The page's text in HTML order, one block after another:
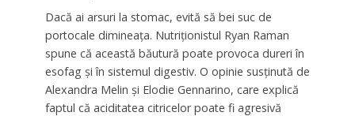
Dacă ai arsuri la stomac, evită să bei suc de
portocale dimineața. Nutriționistul Ryan Raman
spune că această băutură poate provoca dureri în
esofag și în sistemul digestiv. O opinie susținută de
Alexandra Melin și Elodie Gennarino, care explică
faptul că aciditatea citricelor poate fi agresivă